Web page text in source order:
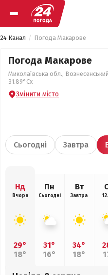
24 Канал Погода Макарове
Погода Макарове
Миколаївська обл.,
31.89°Сх
Змінити місто
Сьогодні Завтра
Нд
Вчора
29°
18°
Пн
Сьогодні
31°
16°
Вт
Завтра
34°
18°